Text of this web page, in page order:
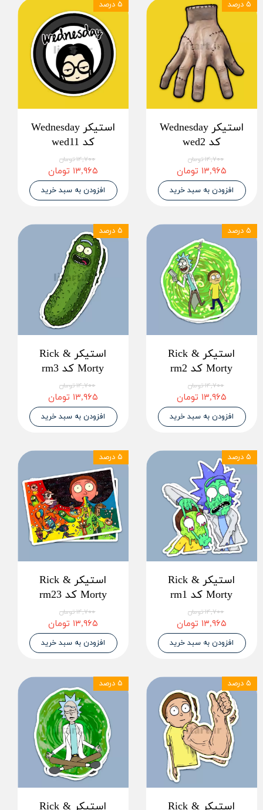
استیکر Wednesday
کد wed2
۱۴,۷۰۰ تومان
۱۳,۹۶۵ تومان
افزودن به سبد خرید
۵ درصد
استیکر Wednesday
کد wed11
۱۴,۷۰۰ تومان
۱۳,۹۶۵ تومان
افزودن به سبد خرید
۵ درصد
استیکر Rick &
Morty کد rm2
۱۴,۷۰۰ تومان
۱۳,۹۶۵ تومان
افزودن به سبد خرید
۵ درصد
استیکر Rick &
Morty کد rm3
۱۴,۷۰۰ تومان
۱۳,۹۶۵ تومان
افزودن به سبد خرید
۵ درصد
استیکر Rick &
Morty کد rm1
۱۴,۷۰۰ تومان
۱۳,۹۶۵ تومان
افزودن به سبد خرید
۵ درصد
استیکر Rick &
Morty کد rm23
۱۴,۷۰۰ تومان
۱۳,۹۶۵ تومان
افزودن به سبد خرید
۵ درصد
استیکر Rick &
۵ درصد
استیکر Rick &
۵ درصد